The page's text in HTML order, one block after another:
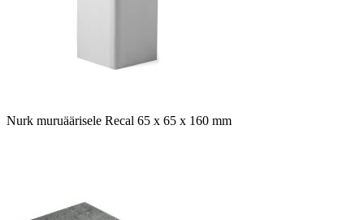
Nurk muruäärisele Recal 65 x 65 x 160 mm